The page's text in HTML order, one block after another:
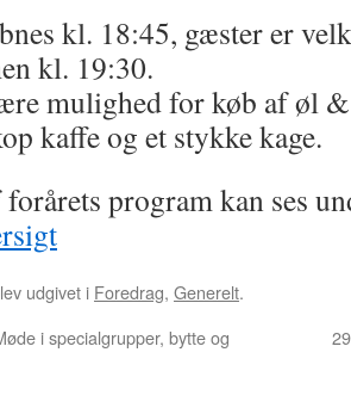
kl. 18:45, gæster er
kl. 19:30.
mulighed for køb af øl
kaffe og et stykke kage.
forårets program kan
udgivet i Foredrag, Generelt.
i specialgrupper, bytte og